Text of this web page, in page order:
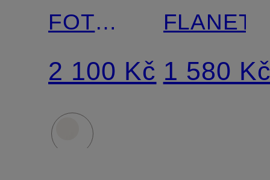
FOTORI
s 3/4
rukávy
2 100 Kč
FLANETA
1 580